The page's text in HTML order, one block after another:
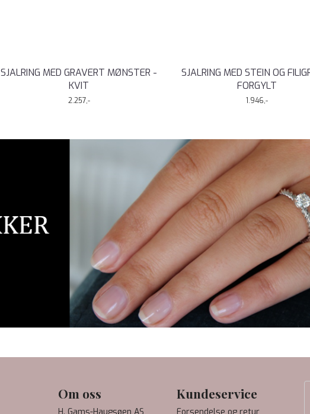
SJALRING MED GRAVERT MØNSTER -
KVIT
2.257,-
SJALRING MED STEIN OG
FORGYLT
1.946,-
Om oss Kundeservice